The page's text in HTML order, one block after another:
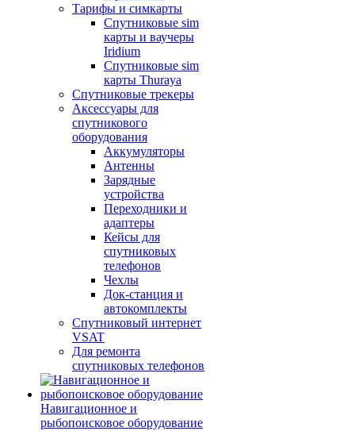
Тарифы и симкарты
Спутниковые sim
карты и ваучеры
Iridium
Спутниковые sim
карты Thuraya
Спутниковые трекеры
Аксессуары для
спутникового
оборудования
Аккумуляторы
Антенны
Зарядные
устройства
Переходники и
адаптеры
Кейсы для
спутниковых
телефонов
Чехлы
Док-станция и
автокомплекты
Спутниковый интернет
VSAT
Для ремонта
спутниковых телефонов
Навигационное и
рыбопоисковое оборудование